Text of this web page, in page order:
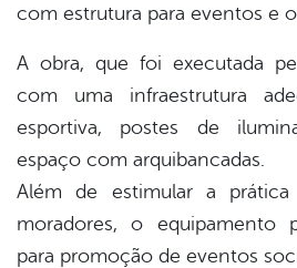
com estrutura para eventos e
A obra, que foi executada
com uma infraestrutura
esportiva, postes de
espaço com arquibancadas.
Além de estimular a
moradores, o equipamento
para promoção de eventos